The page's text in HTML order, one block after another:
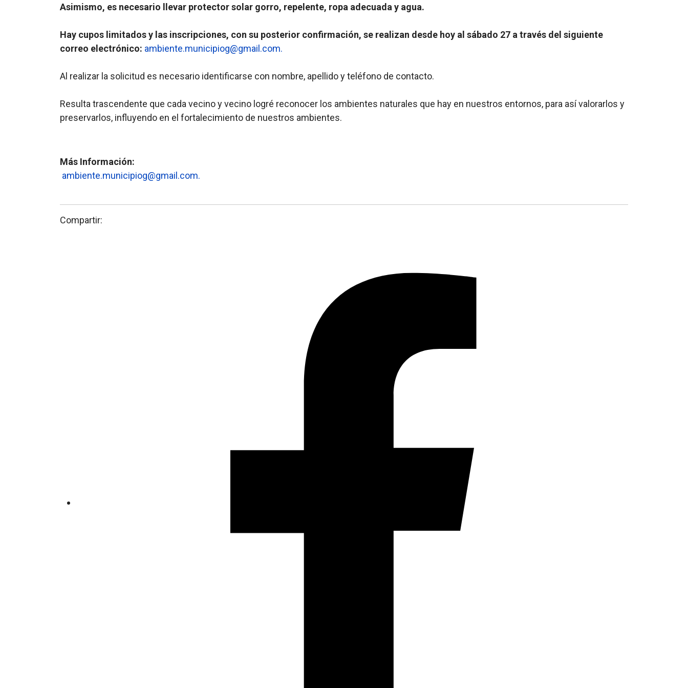
Asimismo, es necesario llevar protector solar gorro, repelente, ropa adecuada y agua.
Hay cupos limitados y las inscripciones, con su posterior confirmación, se realizan desde hoy al sábado 27 a través del siguiente
correo electrónico: ambiente.municipiog@gmail.com.
Al realizar la solicitud es necesario identificarse con nombre, apellido y teléfono de contacto.
Resulta trascendente que cada vecino y vecino logré reconocer los ambientes naturales que hay en nuestros entornos, para así valorarlos y
preservarlos, influyendo en el fortalecimiento de nuestros ambientes.
Más Información:
ambiente.municipiog@gmail.com.
Compartir: